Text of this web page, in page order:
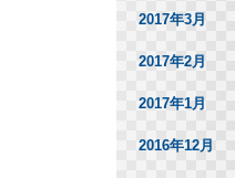
2017年3月
2017年2月
2017年1月
2016年12月